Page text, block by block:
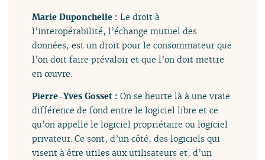
Marie Duponchelle :Le droit à
l’interopérabilité, l’échange mutuel des
données, est un droit pour le consommateur que
l’on doit faire prévaloir et que l’on doit mettre
en œuvre.
Pierre-Yves Gosset :On se heurte là à une vraie
différence de fond entre le logiciel libre et ce
qu’on appelle le logiciel propriétaire ou logiciel
privateur. Ce sont, d’un côté, des logiciels qui
visent à être utiles aux utilisateurs et, d’un